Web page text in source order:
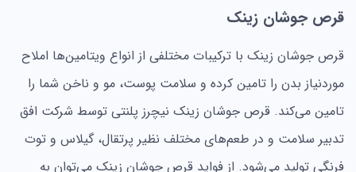
قرص جوشان زینک
قرص جوشان زینک با ترکیبات مختلفی از انواع ویتامین‌ها املاح
موردنیاز بدن را تامین کرده و سلامت پوست، مو و ناخن شما را
تامین می‌کند. قرص جوشان زینک نیچرز پلنتی توسط شرکت افق
تدبیر سلامت و در طعم‌های مختلف نظیر پرتقال، گیلاس و توت
فرنگی تولید می‌شود. از فواید قرص جوشان زینک می‌توان به